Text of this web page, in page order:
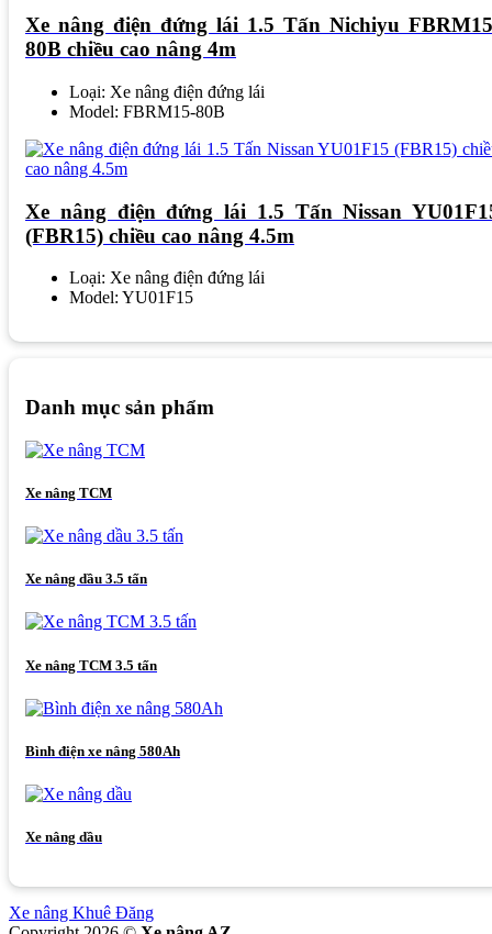
Xe nâng điện đứng lái 1.5 Tấn Nichiyu
80B chiều cao nâng 4m
Loại: Xe nâng điện đứng lái
Model: FBRM15-80B
Xe nâng điện đứng lái 1.5 Tấn Nissan
(FBR15) chiều cao nâng 4.5m
Loại: Xe nâng điện đứng lái
Model: YU01F15
Danh mục sản phẩm
Xe nâng TCM
Xe nâng dầu 3.5 tấn
Xe nâng TCM 3.5 tấn
Bình điện xe nâng 580Ah
Xe nâng dầu
Xe nâng Khuê Đăng